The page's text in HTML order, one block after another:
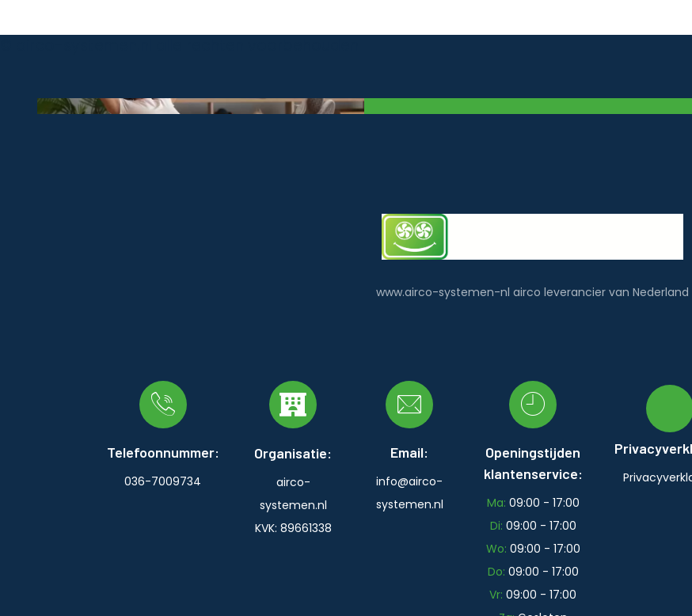
www.airco-systemen-nl airco leverancier van Nederland
Telefoonnummer:
036-7009734
Organisatie:
airco-
systemen.nl
KVK: 89661338
Email:
info@airco-
systemen.nl
Openingstijden
klantenservice:
Ma: 09:00 - 17:00
Di: 09:00 - 17:00
Wo: 09:00 - 17:00
Do: 09:00 - 17:00
Vr: 09:00 - 17:00